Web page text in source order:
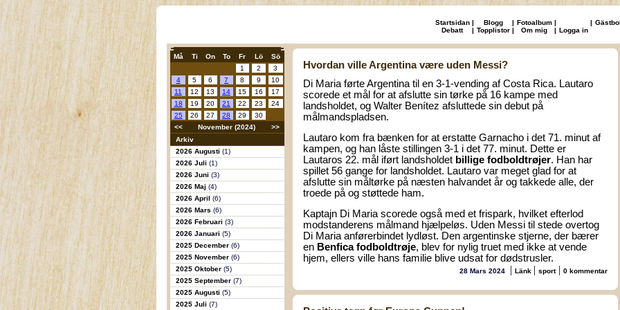
Startsidan | Blogg | Fotoalbum | |
Debatt
| Topplistor | Om mig | Logga in
Må Ti On To Fr Lö
Sö
1
2
3
4
5 6 7 8 9
10
11
12 13 14 15 16
17
18
19 20 21 22 23
24
25
26 27 28 29
30
<<
November (2024)
>>
Arkiv
2026 Augusti (1)
2026 Juli (1)
2026 Juni (3)
2026 Maj (4)
2026 April (6)
2026 Mars (6)
2026 Februari (3)
2026 Januari (5)
2025 December (6)
2025 November (6)
2025 Oktober (5)
2025 September (7)
2025 Augusti (5)
2025 Juli (7)
Hvordan ville Argentina være uden Messi?
Di Maria førte Argentina til en 3-1-vending af Costa Rica. Lautaro
scorede et mål for at afslutte sin tørke på 16 kampe med
landsholdet, og Walter Benítez afsluttede sin debut på
målmandspladsen.
Lautaro kom fra bænken for at erstatte Garnacho i det 71. minut af
kampen, og han låste stillingen 3-1 i det 77. minut. Dette er
Lautaros 22. mål iført landsholdet billige fodboldtrøjer. Han har
spillet 56 gange for landsholdet. Lautaro var meget glad for at
afslutte sin måltørke på næsten halvandet år og takkede alle, der
troede på og støttede ham.
Kaptajn Di Maria scorede også med et frispark, hvilket efterlod
modstanderens målmand hjælpeløs. Uden Messi til stede overtog
Di Maria anførerbindet lydløst. Den argentinske stjerne, der bærer
en Benfica fodboldtrøje, blev for nylig truet med ikke at vende
hjem, ellers ville hans familie blive udsat for dødstrusler.
28 Mars 2024 | Länk | sport| 0 kommentar